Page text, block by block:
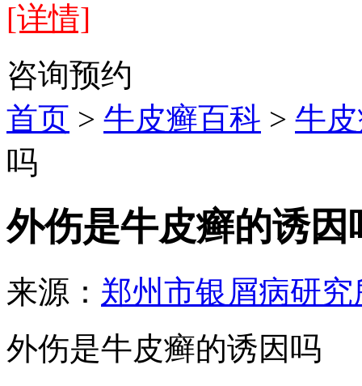
[详情]
咨询预约
首页 > 牛皮癣百科 > 牛
吗
外伤是牛皮癣的诱因
来源： 郑州市银屑病研究
外伤是牛皮癣的诱因吗